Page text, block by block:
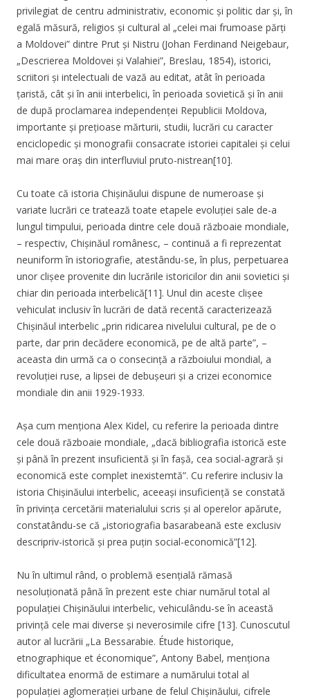
privilegiat de centru administrativ, economic și politic dar și, în
egală măsură, religios și cultural al „celei mai frumoase părți
a Moldovei” dintre Prut și Nistru (Johan Ferdinand Neigebaur,
„Descrierea Moldovei și Valahiei”, Breslau, 1854), istorici,
scriitori și intelectuali de vază au editat, atât în perioada
țaristă, cât și în anii interbelici, în perioada sovietică și în anii
de după proclamarea independenței Republicii Moldova,
importante și prețioase mărturii, studii, lucrări cu caracter
enciclopedic și monografii consacrate istoriei capitalei și celui
mai mare oraș din interfluviul pruto-nistrean[10].
Cu toate că istoria Chișinăului dispune de numeroase și
variate lucrări ce tratează toate etapele evoluției sale de-a
lungul timpului, perioada dintre cele două războaie mondiale,
– respectiv, Chișinăul românesc, – continuă a fi reprezentat
neuniform în istoriografie, atestându-se, în plus, perpetuarea
unor clișee provenite din lucrările istoricilor din anii sovietici și
chiar din perioada interbelică[11]. Unul din aceste clișee
vehiculat inclusiv în lucrări de dată recentă caracterizează
Chișinăul interbelic „prin ridicarea nivelului cultural, pe de o
parte, dar prin decădere economică, pe de altă parte”, –
aceasta din urmă ca o consecință a războiului mondial, a
revoluției ruse, a lipsei de debușeuri și a crizei economice
mondiale din anii 1929-1933.
Așa cum menționa Alex Kidel, cu referire la perioada dintre
cele două războaie mondiale, „dacă bibliografia istorică este
și până în prezent insuficientă și în fașă, cea social-agrară și
economică este complet inexistemtă”. Cu referire inclusiv la
istoria Chișinăului interbelic, aceeași insuficiență se constată
în privința cercetării materialului scris și al operelor apărute,
constatându-se că „istoriografia basarabeană este exclusiv
descripriv-istorică și prea puțin social-economică”[12].
Nu în ultimul rând, o problemă esențială rămasă
nesoluționată până în prezent este chiar numărul total al
populației Chișinăului interbelic, vehiculându-se în această
privință cele mai diverse și neverosimile cifre [13]. Cunoscutul
autor al lucrării „La Bessarabie. Étude historique,
etnographique et économique”, Antony Babel, menționa
dificultatea enormă de estimare a numărului total al
populației aglomerației urbane de felul Chișinăului, cifrele